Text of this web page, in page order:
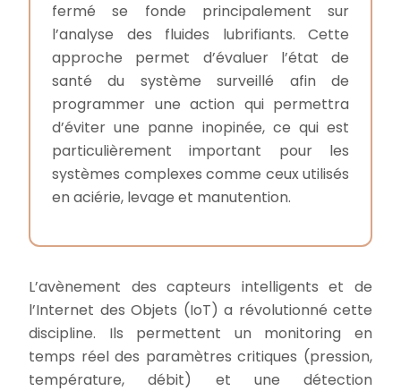
fermé se fonde principalement sur
l’analyse des fluides lubrifiants. Cette
approche permet d’évaluer l’état de
santé du système surveillé afin de
programmer une action qui permettra
d’éviter une panne inopinée, ce qui est
particulièrement important pour les
systèmes complexes comme ceux utilisés
en aciérie, levage et manutention.
L’avènement des capteurs intelligents et de
l’Internet des Objets (IoT) a révolutionné cette
discipline. Ils permettent un monitoring en
temps réel des paramètres critiques (pression,
température, débit) et une détection